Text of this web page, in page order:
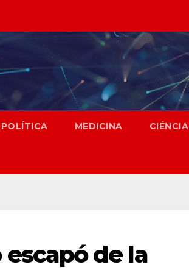
POLÍTICA MEDICINA CIÉNCIA
de la